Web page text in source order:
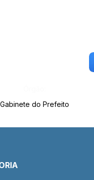
Gabinete do Prefeito